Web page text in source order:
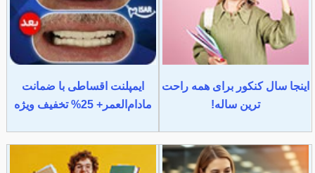
اینجا سال کنکور برای همه راحت
ترین ساله!
ایمپلنت اقساطی با ضمانت
مادام‌العمر+ 25% تخفیف ویژه